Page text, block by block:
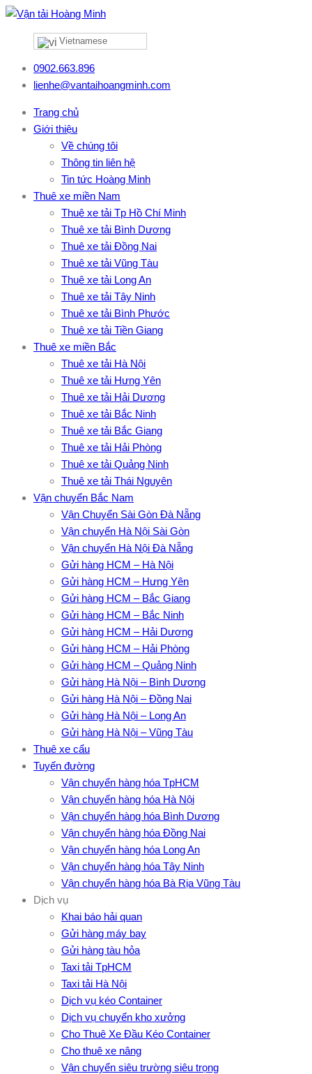
Vietnamese
0902.663.896
lienhe@vantaihoangminh.com
Trang chủ
Giới thiệu
Về chúng tôi
Thông tin liên hệ
Tin tức Hoàng Minh
Thuê xe miền Nam
Thuê xe tải Tp Hồ Chí Minh
Thuê xe tải Bình Dương
Thuê xe tải Đồng Nai
Thuê xe tải Vũng Tàu
Thuê xe tải Long An
Thuê xe tải Tây Ninh
Thuê xe tải Bình Phước
Thuê xe tải Tiền Giang
Thuê xe miền Bắc
Thuê xe tải Hà Nội
Thuê xe tải Hưng Yên
Thuê xe tải Hải Dương
Thuê xe tải Bắc Ninh
Thuê xe tải Bắc Giang
Thuê xe tải Hải Phòng
Thuê xe tải Quảng Ninh
Thuê xe tải Thái Nguyên
Vận chuyển Bắc Nam
Vận Chuyển Sài Gòn Đà Nẵng
Vận chuyển Hà Nội Sài Gòn
Vận chuyển Hà Nội Đà Nẵng
Gửi hàng HCM – Hà Nội
Gửi hàng HCM – Hưng Yên
Gửi hàng HCM – Bắc Giang
Gửi hàng HCM – Bắc Ninh
Gửi hàng HCM – Hải Dương
Gửi hàng HCM – Hải Phòng
Gửi hàng HCM – Quảng Ninh
Gửi hàng Hà Nội – Bình Dương
Gửi hàng Hà Nội – Đồng Nai
Gửi hàng Hà Nội – Long An
Gửi hàng Hà Nội – Vũng Tàu
Thuê xe cẩu
Tuyến đường
Vận chuyển hàng hóa TpHCM
Vận chuyển hàng hóa Hà Nội
Vận chuyển hàng hóa Bình Dương
Vận chuyển hàng hóa Đồng Nai
Vận chuyển hàng hóa Long An
Vận chuyển hàng hóa Tây Ninh
Vận chuyển hàng hóa Bà Rịa Vũng Tàu
Dịch vụ
Khai báo hải quan
Gửi hàng máy bay
Gửi hàng tàu hỏa
Taxi tải TpHCM
Taxi tải Hà Nội
Dịch vụ kéo Container
Dịch vụ chuyển kho xưởng
Cho Thuê Xe Đầu Kéo Container
Cho thuê xe nâng
Vận chuyển siêu trường siêu trọng